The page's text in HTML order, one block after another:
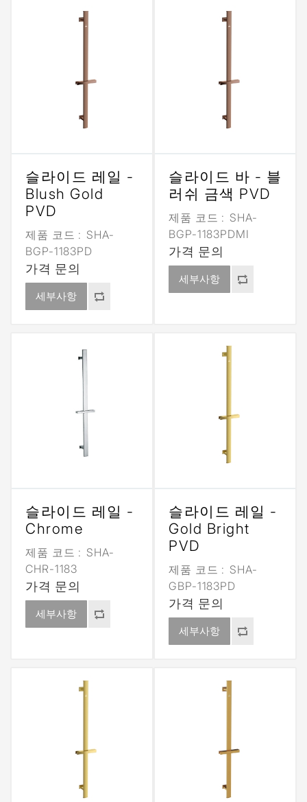
슬라이드 레일 -
Blush Gold
PVD
제품 코드 : SHA-
BGP-1183PD
가격 문의
세부사항
슬라이드 바 - 블
러쉬 금색 PVD
제품 코드 : SHA-
BGP-1183PDMI
가격 문의
세부사항
슬라이드 레일 -
Chrome
제품 코드 : SHA-
CHR-1183
가격 문의
세부사항
슬라이드 레일 -
Gold Bright
PVD
제품 코드 : SHA-
GBP-1183PD
가격 문의
세부사항